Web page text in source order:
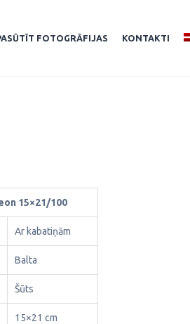
FOTOGRĀFIJAS KONTAKTI
15×21/100
Ar kabatiņām
Balta
Šūts
15×21 cm